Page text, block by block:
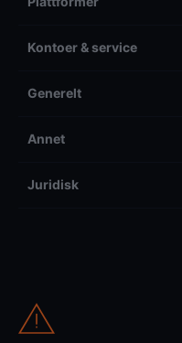
Kontoer & service
Generelt
Annet
Juridisk